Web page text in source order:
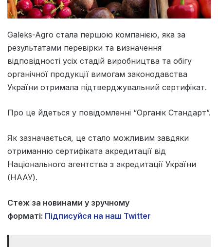
Galeks-Agro стала першою компанією, яка за
результатами перевірки та визначення
відповідності усіх стадій виробництва та обігу
органічної продукції вимогам законодавства
України отримала підтверджувальний сертифікат.
Про це йдеться у повідомленні “Органік Стандарт”.
Як зазначається, це стало можливим завдяки
отриманню сертифіката акредитації від
Національного агентства з акредитації України
(НААУ).
Стеж за новинами у зручному
форматі: Підписуйся на наш Twitter